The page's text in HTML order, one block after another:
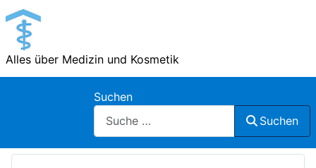
Alles über Medizin und Kosmetik
Suchen
Suchen